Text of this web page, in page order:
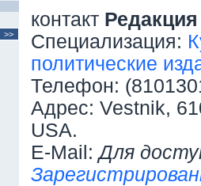
контакт
Специализация:
политические
Телефон:
Адрес: Vestnik,
USA.
E-Mail:Для